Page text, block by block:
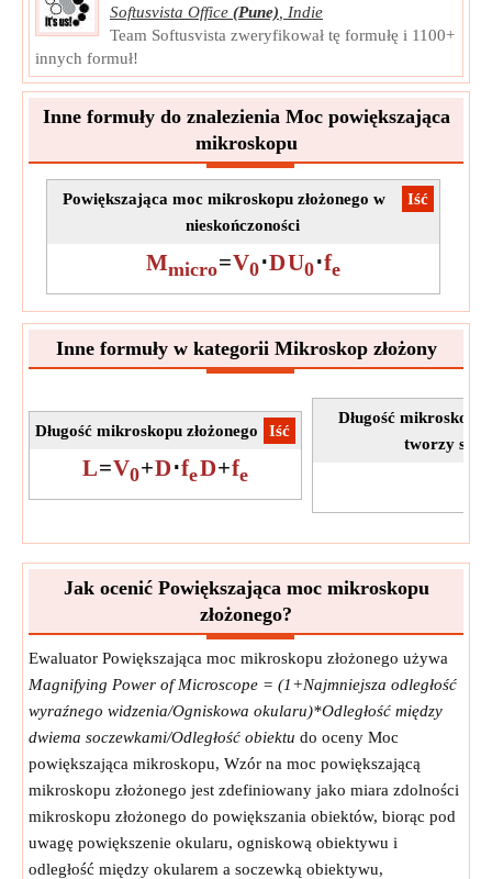
soczewką obiektywu a soczewką okularu w
mikroteleskopach, która wpływa na powiększenie i ostrość
obrazu.
Symbol: V0
Pomiar:Długość
Notatka:Wartość może być dodatnia lub ujemna.
Odległość obiektu
Odległość obiektu to odległość między obserwowanym
wpływ na powiększenie i ostrość obrazu.
Symbol: U
Pomiar:Długość
Jednostka:cm
Wartość może być dodatnia lub ujemna.
Softusvista Office (Pune)
Indie
Team Softusvista zweryfikował tę formułę i 1100+
innych formuł!
Inne formuły do znalezienia Moc powiększająca
mikroskopu
​Iść
Powiększająca moc mikroskopu złożonego w
nieskończoności
Mmicro=V0⋅DU0⋅fe
Inne formuły w kategorii Mikroskop złożony
​Iść
Długość mikroskopu złożonego
L=V0+D⋅feD+fe
Długość mikroskopu
tworzy się
Jak ocenić Powiększająca moc mikroskopu
złożonego?
Ewaluator Powiększająca moc mikroskopu złożonego używa
Magnifying Power of Microscope = (1+Najmniejsza odległość
wyraźnego widzenia/Ogniskowa okularu)*Odległość między
dwiema soczewkami/Odległość obiektu do oceny Moc
powiększająca mikroskopu, Wzór na moc powiększającą
mikroskopu złożonego jest zdefiniowany jako miara zdolności
mikroskopu złożonego do powiększania obiektów, biorąc pod
uwagę powiększenie okularu, ogniskową obiektywu i
odległość między okularem a soczewką obiektywu,